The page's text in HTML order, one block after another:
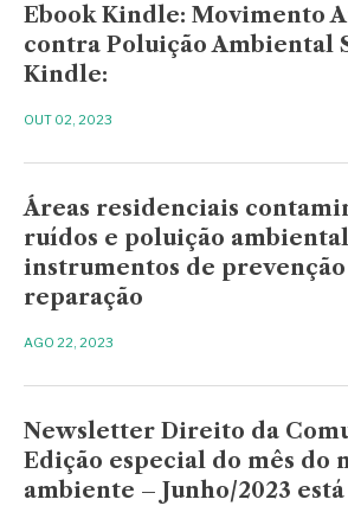
Ebook Kindle: Movimento
contra Poluição Ambiental
Kindle:
OUT 02, 2023
Áreas residenciais
ruídos e poluição
instrumentos de
reparação
AGO 22, 2023
Newsletter Direito da
Edição especial do mês do
ambiente – Junho/2023